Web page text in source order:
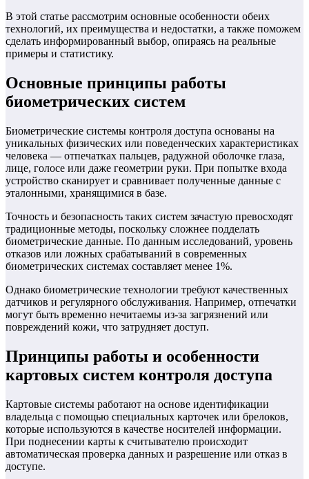
В этой статье рассмотрим основные особенности обеих
технологий, их преимущества и недостатки, а также поможем
сделать информированный выбор, опираясь на реальные
примеры и статистику.
Основные принципы работы
биометрических систем
Биометрические системы контроля доступа основаны на
уникальных физических или поведенческих характеристиках
человека — отпечатках пальцев, радужной оболочке глаза,
лице, голосе или даже геометрии руки. При попытке входа
устройство сканирует и сравнивает полученные данные с
эталонными, хранящимися в базе.
Точность и безопасность таких систем зачастую превосходят
традиционные методы, поскольку сложнее подделать
биометрические данные. По данным исследований, уровень
отказов или ложных срабатываний в современных
биометрических системах составляет менее 1%.
Однако биометрические технологии требуют качественных
датчиков и регулярного обслуживания. Например, отпечатки
могут быть временно нечитаемы из-за загрязнений или
повреждений кожи, что затрудняет доступ.
Принципы работы и особенности
картовых систем контроля доступа
Картовые системы работают на основе идентификации
владельца с помощью специальных карточек или брелоков,
которые используются в качестве носителей информации.
При поднесении карты к считывателю происходит
автоматическая проверка данных и разрешение или отказ в
доступе.